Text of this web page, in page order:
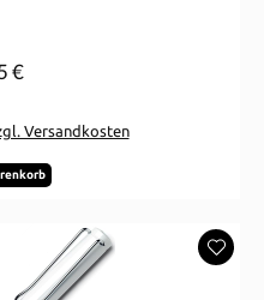
Preis:
€
Versandkosten